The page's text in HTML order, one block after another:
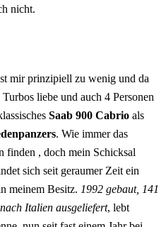
nicht.
mir prinzipiell zu wenig und da
liebe und auch 4 Personen
Saab 900 Cabrio als
. Wie immer das
finden , doch mein Schicksal
sich seit geraumer Zeit ein
meinem Besitz. 1992 gebaut, 141
Italien ausgeliefert, lebt